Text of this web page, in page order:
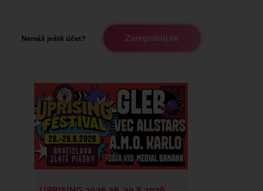
Nemáš ještě účet? Zaregistruj se